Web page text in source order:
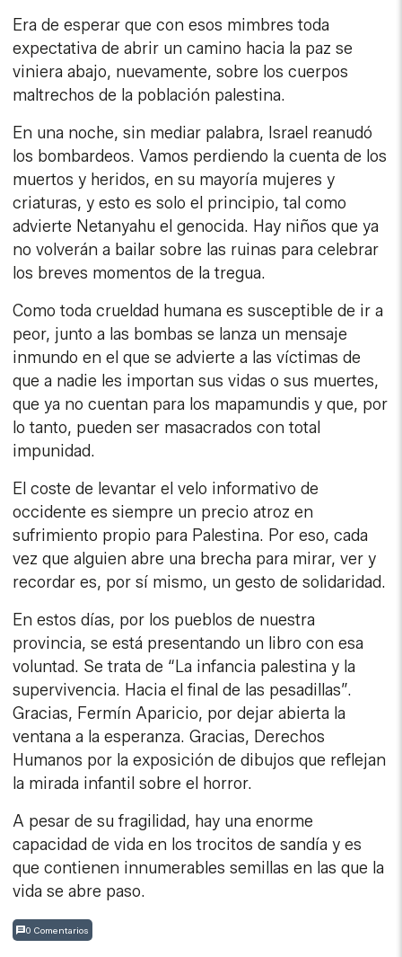
Era de esperar que con esos mimbres toda
expectativa de abrir un camino hacia la paz se
viniera abajo, nuevamente, sobre los cuerpos
maltrechos de la población palestina.
En una noche, sin mediar palabra, Israel reanudó
los bombardeos. Vamos perdiendo la cuenta de los
muertos y heridos, en su mayoría mujeres y
criaturas, y esto es solo el principio, tal como
advierte Netanyahu el genocida. Hay niños que ya
no volverán a bailar sobre las ruinas para celebrar
los breves momentos de la tregua.
Como toda crueldad humana es susceptible de ir a
peor, junto a las bombas se lanza un mensaje
inmundo en el que se advierte a las víctimas de
que a nadie les importan sus vidas o sus muertes,
que ya no cuentan para los mapamundis y que, por
lo tanto, pueden ser masacrados con total
impunidad.
El coste de levantar el velo informativo de
occidente es siempre un precio atroz en
sufrimiento propio para Palestina. Por eso, cada
vez que alguien abre una brecha para mirar, ver y
recordar es, por sí mismo, un gesto de solidaridad.
En estos días, por los pueblos de nuestra
provincia, se está presentando un libro con esa
voluntad. Se trata de “La infancia palestina y la
supervivencia. Hacia el final de las pesadillas”.
Gracias, Fermín Aparicio, por dejar abierta la
ventana a la esperanza. Gracias, Derechos
Humanos por la exposición de dibujos que reflejan
la mirada infantil sobre el horror.
A pesar de su fragilidad, hay una enorme
capacidad de vida en los trocitos de sandía y es
que contienen innumerables semillas en las que la
vida se abre paso.
0 Comentarios